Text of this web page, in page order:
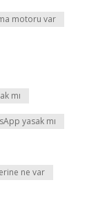
motoru var
mı
yasak mı
ne var